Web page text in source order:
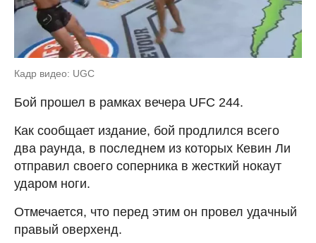
Кадр видео: UGC
Бой прошел в рамках вечера UFC 244.
Как сообщает издание, бой продлился всего
два раунда, в последнем из которых Кевин Ли
отправил своего соперника в жесткий нокаут
ударом ноги.
Отмечается, что перед этим он провел удачный
правый оверхенд.